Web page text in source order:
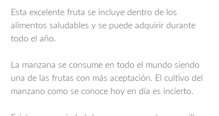
Esta excelente fruta se incluye dentro de los
alimentos saludables y se puede adquirir durante
todo el año.
La manzana se consume en todo el mundo siendo
una de las frutas con más aceptación. El cultivo del
manzano como se conoce hoy en día es incierto.